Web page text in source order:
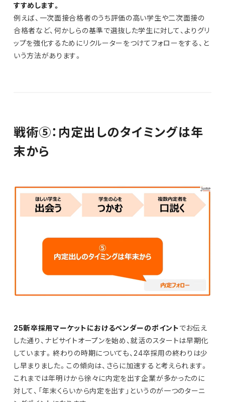
すすめします。
例えば、一次面接合格者のうち評価の高い学生や二次面接の
合格者など、何かしらの基準で選抜した学生に対して、よりグリ
ップを強化するためにリクルーターをつけてフォローをする、と
いう方法があります。
戦術⑤：内定出しのタイミングは年
末から
25新卒採用マーケットにおけるベンダーのポイントでお伝え
した通り、ナビサイトオープンを始め、就活のスタートは早期化
しています。終わりの時期についても、24卒採用の終わりは少
し早まりました。この傾向は、さらに加速すると考えられます。
これまでは年明けから徐々に内定を出す企業が多かったのに
対して、「年末くらいから内定を出す」というのが一つのターニ